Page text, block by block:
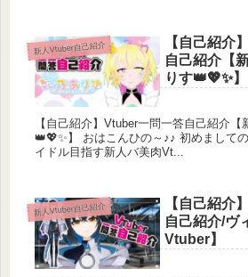
新人Vtuber自己紹介
【自己紹介
自己紹介【
りす👑💖✨】
【自己紹介】Vtuber一問一答自己紹介
👑💖✨】 おはこんひの～♪♪ 初めましてのかたは初めましてア
イドル目指す新人バ美肉Vt...
新人Vtuber自己紹介
【自己紹介
自己紹介/ヴ
Vtuber】